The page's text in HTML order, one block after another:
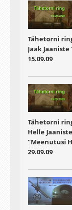
Tähetorni
Jaak
15.09.09
Tähetorni
Helle
"Meenutusi
29.09.09